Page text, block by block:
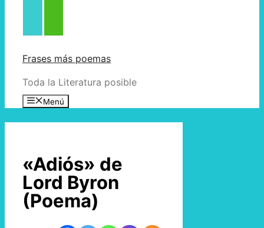
Frases más poemas
Toda la Literatura posible
Menú
«Adiós» de
Lord Byron
(Poema)